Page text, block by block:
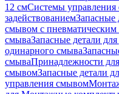
12 смСистемы
задействованиемЗапасные
смывом с пневматическим
смываЗапасные детали
одинарного смыва
смываПринадлежности
смывомЗапасные детали
управления смывом